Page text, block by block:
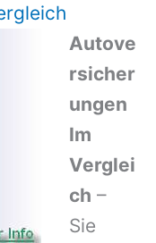
Autove
rsicher
ungen
Im
Verglei
ch –
Sie